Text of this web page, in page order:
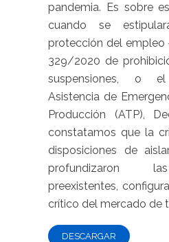
pandemia. Es sobre
cuando se
protección del
329/2020 de
suspensiones, o
Asistencia de
Producción (ATP),
constatamos que la
disposiciones de
profundizaron
preexistentes,
crítico del mercado de
DESCARGAR